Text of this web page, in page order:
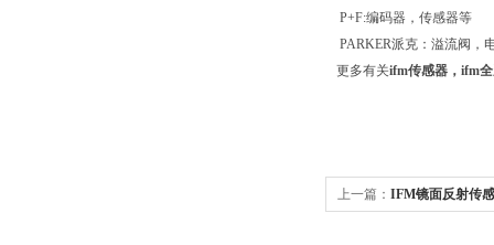
P+F:编码器，传感器等
PARKER派克：溢流阀，
更多有关ifm传感器，ifm
上一篇： IFM镜面反射传